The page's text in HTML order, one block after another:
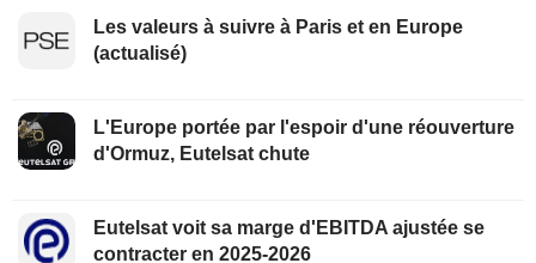
Les valeurs à suivre à Paris et en Europe
(actualisé)
L'Europe portée par l'espoir d'une réouverture
d'Ormuz, Eutelsat chute
Eutelsat voit sa marge d'EBITDA ajustée se
contracter en 2025-2026